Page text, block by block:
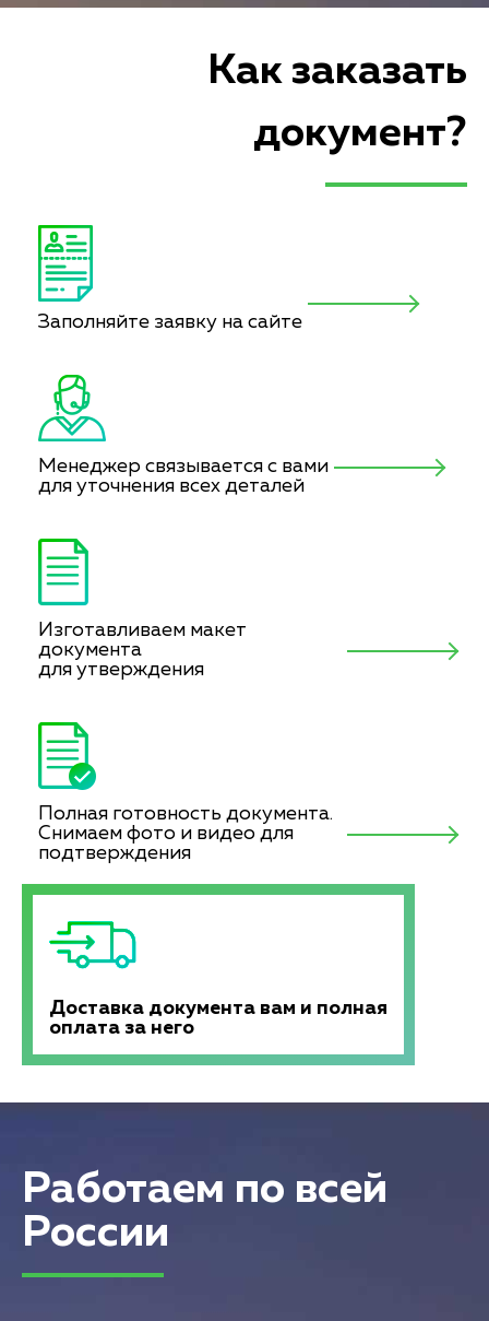
Как заказать
документ?
Заполняйте заявку на сайте
Менеджер связывается с вами
для уточнения всех деталей
Изготавливаем макет
документа
для утверждения
Полная готовность документа.
Снимаем фото и видео для
подтверждения
Доставка документа вам и полная
оплата за него
Работаем по всей
России